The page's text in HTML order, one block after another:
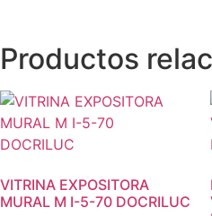
Productos
VITRINA EXPOSITORA
MURAL M I-5-70 DOCRILUC